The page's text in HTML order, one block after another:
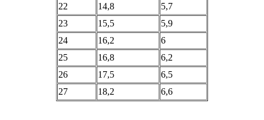
22 14,8
5,7
23
15,5
5,9
24
16,2
6
25
16,8
6,2
26
17,5
6,5
27
18,2 6,6